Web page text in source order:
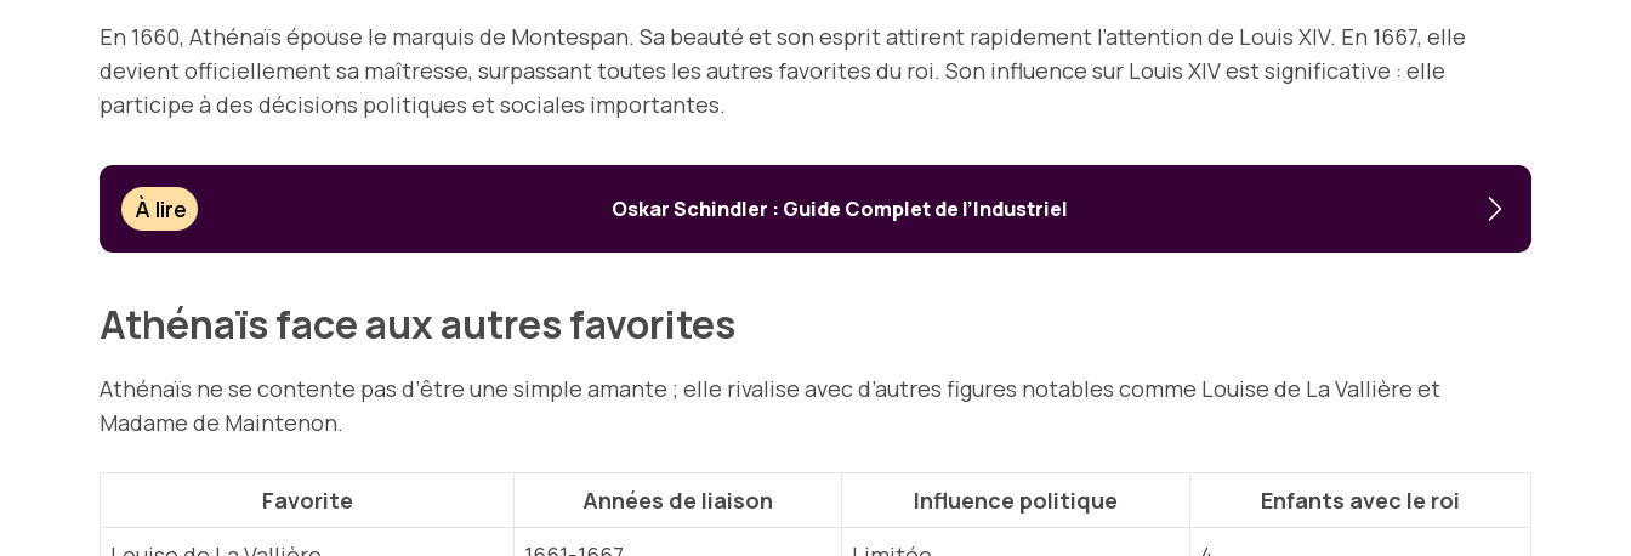
En 1660, Athénaïs épouse le marquis de Montespan. Sa beauté et son esprit attirent rapidement l’attention de Louis XIV. En 1667, elle
devient officiellement sa maîtresse, surpassant toutes les autres favorites du roi. Son influence sur Louis XIV est significative : elle
participe à des décisions politiques et sociales importantes.
À lire Oskar Schindler : Guide Complet de l’Industriel
Athénaïs face aux autres favorites
Athénaïs ne se contente pas d’être une simple amante ; elle rivalise avec d’autres figures notables comme Louise de La Vallière et
Madame de Maintenon.
Favorite Années de liaison Influence politique
Enfants avec le roi